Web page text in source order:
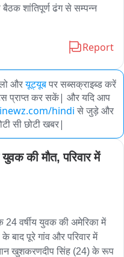
शांतिपूर्ण ढंग से सम्पन्न
Report
औरयूट्यूबपर सब्सक्राइब्ड करें
प्राप्त कर सकें| और यदि आप
hindi से जुड़े और
सी छोटी खबर|
की मौत, परिवार में
वर्षीय युवक की अमेरिका में
बाद पूरे गांव और परिवार में
खुशकरणदीप सिंह (24) के रूप